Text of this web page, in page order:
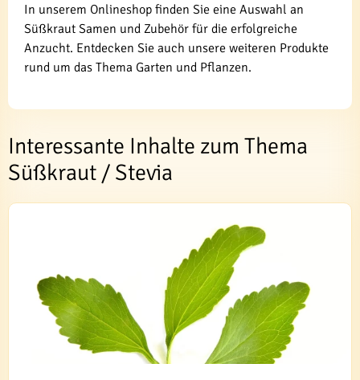
In unserem Onlineshop finden Sie eine Auswahl an
Süßkraut Samen und Zubehör für die erfolgreiche
Anzucht. Entdecken Sie auch unsere weiteren Produkte
rund um das Thema Garten und Pflanzen.
Interessante Inhalte zum Thema
Süßkraut / Stevia